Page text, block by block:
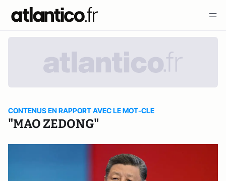
CONTENUS EN RAPPORT AVEC LE MOT-CLE
"MAO ZEDONG"